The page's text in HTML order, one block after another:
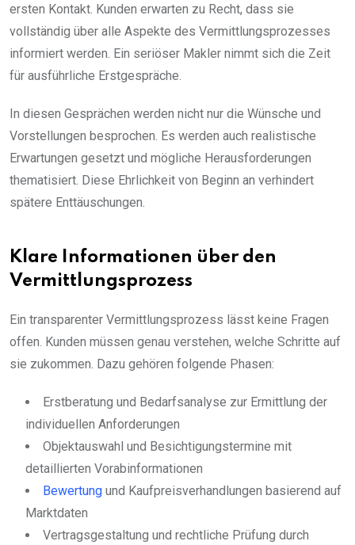
ersten Kontakt. Kunden erwarten zu Recht, dass sie
vollständig über alle Aspekte des Vermittlungsprozesses
informiert werden. Ein seriöser Makler nimmt sich die Zeit
für ausführliche Erstgespräche.
In diesen Gesprächen werden nicht nur die Wünsche und
Vorstellungen besprochen. Es werden auch realistische
Erwartungen gesetzt und mögliche Herausforderungen
thematisiert. Diese Ehrlichkeit von Beginn an verhindert
spätere Enttäuschungen.
Klare Informationen über den
Vermittlungsprozess
Ein transparenter Vermittlungsprozess lässt keine Fragen
offen. Kunden müssen genau verstehen, welche Schritte auf
sie zukommen. Dazu gehören folgende Phasen:
Erstberatung und Bedarfsanalyse zur Ermittlung der
individuellen Anforderungen
Objektauswahl und Besichtigungstermine mit
detaillierten Vorabinformationen
Bewertung und Kaufpreisverhandlungen basierend auf
Marktdaten
Vertragsgestaltung und rechtliche Prüfung durch